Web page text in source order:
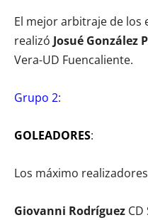
El mejor arbitraje de los
realizó Josué González
Vera-UD Fuencaliente.
Grupo 2:
GOLEADORES:
Los máximo
Giovanni Rodríguez